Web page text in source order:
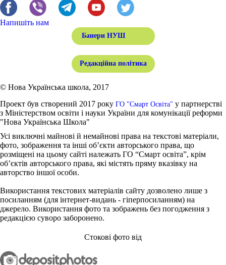
Напишіть нам
Банери НУШ
Редакційна політика
© Нова Українська школа, 2017
Проект був створений 2017 року ГО "Смарт Освіта" у партнерстві
з Міністерством освіти і науки України для комунікації реформи
"Нова Українська Школа"
Усі виключні майнові й немайнові права на текстові матеріали,
фото, зображення та інші об’єкти авторського права, що
розміщені на цьому сайті належать ГО “Смарт освіта”, крім
об’єктів авторського права, які містять пряму вказівку на
авторство іншої особи.
Використання текстових матеріалів сайту дозволено лише з
посиланням (для інтернет-видань - гіперпосиланням) на
джерело. Використання фото та зображень без погодження з
редакцією суворо заборонено.
Стокові фото від